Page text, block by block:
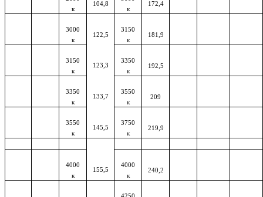
к
104,8
к
172,4
3000
к
122,5
3150
к
181,9
3150
к
123,3
3350
к
192,5
3350
к
133,7
3550
к
209
3550
к
145,5
3750
к
219,9
4000
к
155,5
4000
к
240,2